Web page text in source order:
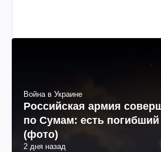
Война в Украине
Российская армия
по Сумам: есть
(фото)
2 дня назад